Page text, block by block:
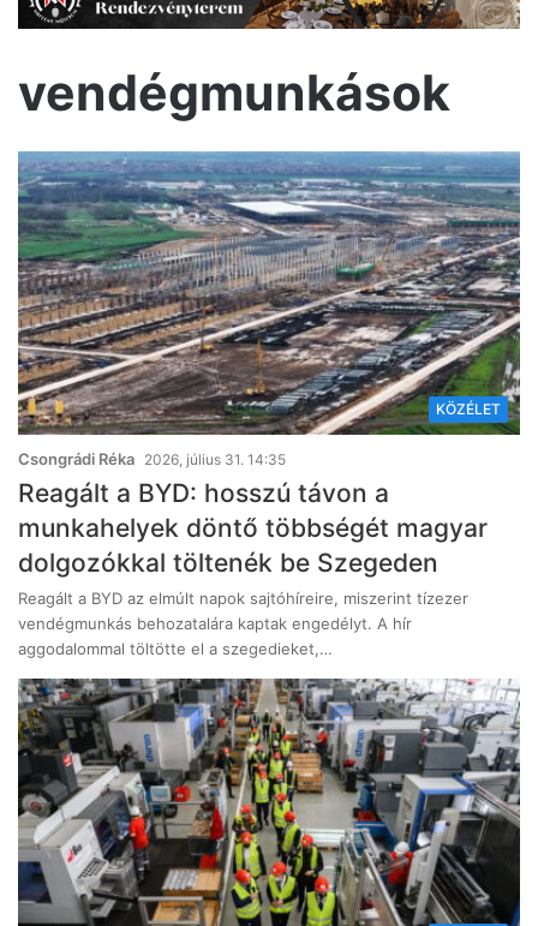
vendégmunkások
KÖZÉLET
Csongrádi Réka 2026, július 31. 14:35
Reagált a BYD: hosszú távon a
munkahelyek döntő többségét magyar
dolgozókkal töltenék be Szegeden
Reagált a BYD az elmúlt napok sajtóhíreire, miszerint tízezer
vendégmunkás behozatalára kaptak engedélyt. A hír
aggodalommal töltötte el a szegedieket,…